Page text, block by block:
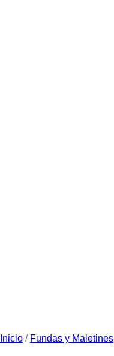
Inicio / Fundas y Maletines